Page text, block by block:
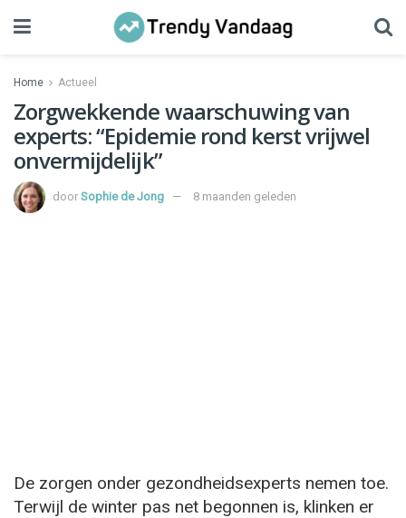
Home Actueel
Zorgwekkende waarschuwing van
experts: “Epidemie rond kerst vrijwel
onvermijdelijk”
door Sophie de Jong 8 maanden geleden
De zorgen onder gezondheidsexperts nemen toe.
Terwijl de winter pas net begonnen is, klinken er